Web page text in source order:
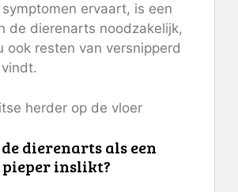
ervaart, is een
de dierenarts noodzakelijk,
ook resten van versnipperd
dierenarts als een
pieper inslikt?